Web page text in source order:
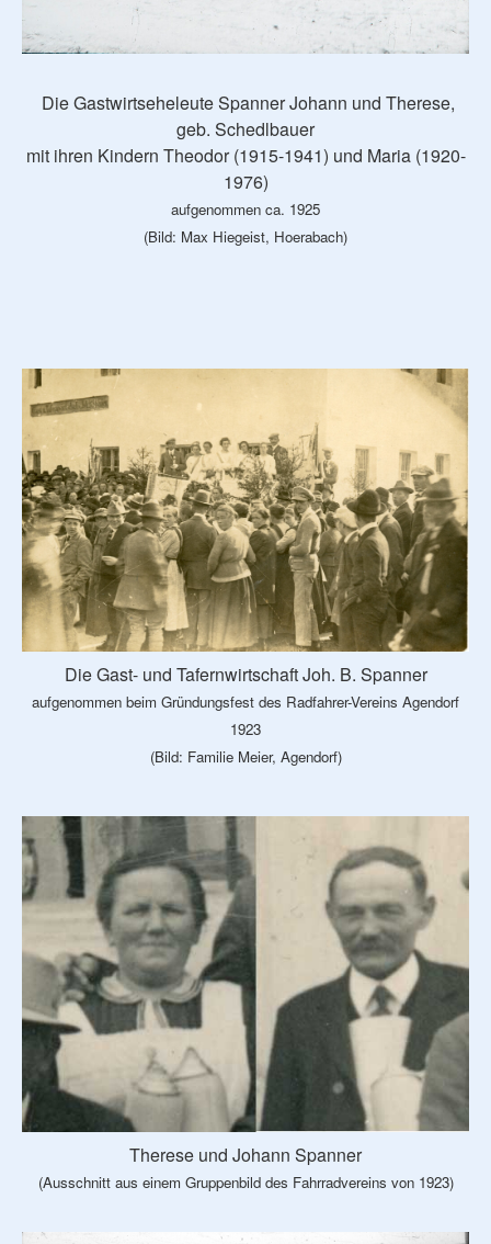
Die Gastwirtseheleute Spanner Johann und Therese,
geb. Schedlbauer
mit ihren Kindern Theodor (1915-1941) und Maria (1920-
1976)
aufgenommen ca. 1925
(Bild: Max Hiegeist, Hoerabach)
Die Gast- und Tafernwirtschaft Joh. B. Spanner
aufgenommen beim Gründungsfest des Radfahrer-Vereins Agendorf
1923
(Bild: Familie Meier, Agendorf)
Therese und Johann Spanner
(Ausschnitt aus einem Gruppenbild des Fahrradvereins von 1923)